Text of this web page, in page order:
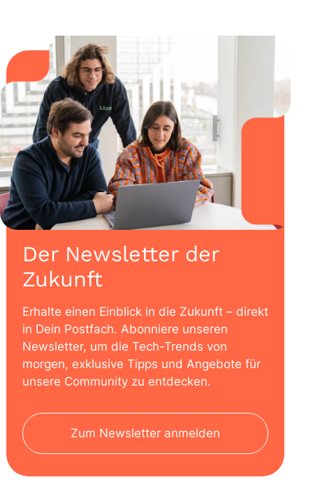
Der Newsletter der
Zukunft
Erhalte einen Einblick in die Zukunft – direkt
in Dein Postfach. Abonniere unseren
Newsletter, um die Tech-Trends von
morgen, exklusive Tipps und Angebote für
unsere Community zu entdecken.
Zum Newsletter anmelden